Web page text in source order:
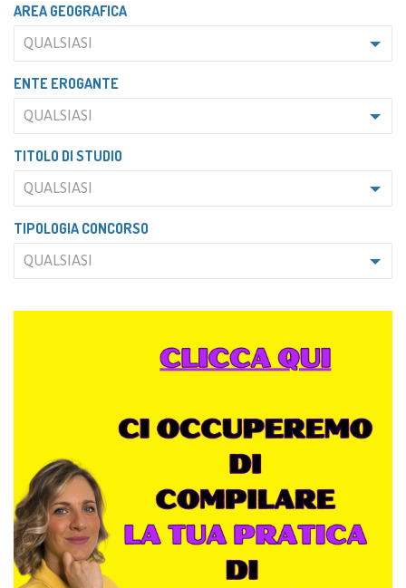
AREA GEOGRAFICA
QUALSIASI
ENTE EROGANTE
QUALSIASI
TITOLO DI STUDIO
QUALSIASI
TIPOLOGIA CONCORSO
QUALSIASI